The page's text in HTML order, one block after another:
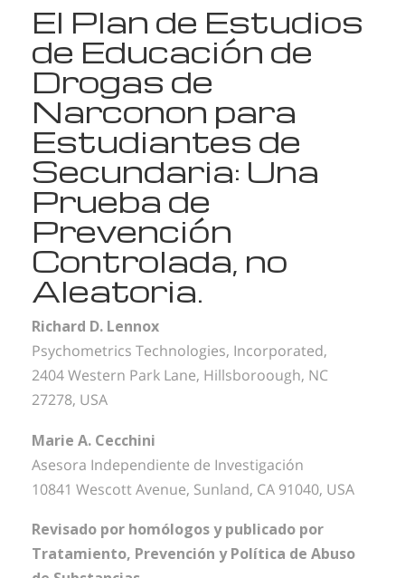
El Plan de Estudios
de Educación de
Drogas de
Narconon para
Estudiantes de
Secundaria: Una
Prueba de
Prevención
Controlada, no
Aleatoria.
Richard D. Lennox
Psychometrics Technologies, Incorporated,
2404 Western Park Lane, Hillsboroough, NC
27278, USA
Marie A. Cecchini
Asesora Independiente de Investigación
10841 Wescott Avenue, Sunland, CA 91040, USA
Revisado por homólogos y publicado por
Tratamiento, Prevención y Política de Abuso